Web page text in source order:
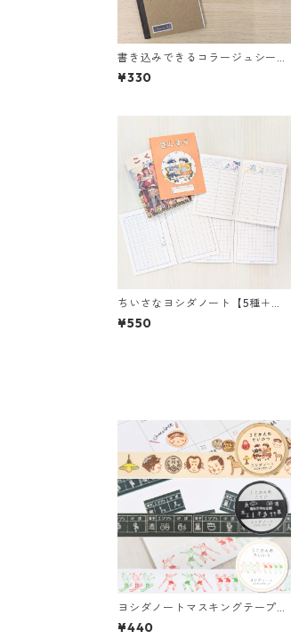
書き込みできるコラージュシール
＜全2種＞
¥330
ちいさなヨシダノート【5種＋シ
ークレットランダム商品】
¥550
ヨシダノートマスキングテープ
（15mm／全3種）
¥440